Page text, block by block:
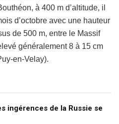
à 400 m d’altitude, il
d’octobre avec une hauteur
de 500 m, entre le Massif
généralement 8 à 15 cm
en-Velay).
ingérences de la Russie se